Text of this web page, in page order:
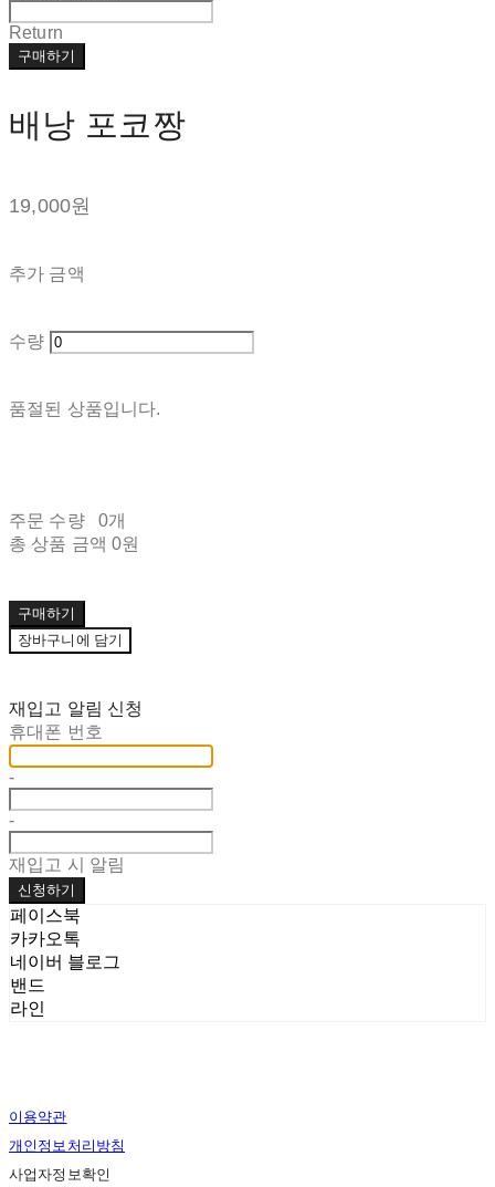
Return
구매하기
배낭 포코짱
19,000원
추가 금액
수량
품절된 상품입니다.
주문 수량
0개
총 상품 금액 0원
구매하기
장바구니에 담기
재입고 알림 신청
휴대폰 번호
-
-
재입고 시 알림
신청하기
페이스북
카카오톡
네이버 블로그
밴드
라인
이용약관
개인정보처리방침
사업자정보확인